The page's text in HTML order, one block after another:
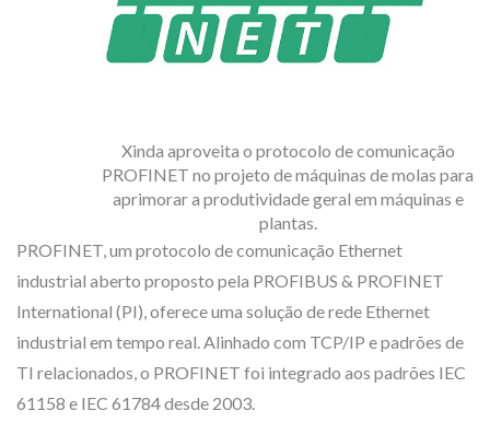
Xinda aproveita o protocolo de comunicação
PROFINET no projeto de máquinas de molas para
aprimorar a produtividade geral em máquinas e
plantas.
PROFINET, um protocolo de comunicação Ethernet
industrial aberto proposto pela PROFIBUS & PROFINET
International (PI), oferece uma solução de rede Ethernet
industrial em tempo real. Alinhado com TCP/IP e padrões de
TI relacionados, o PROFINET foi integrado aos padrões IEC
61158 e IEC 61784 desde 2003.